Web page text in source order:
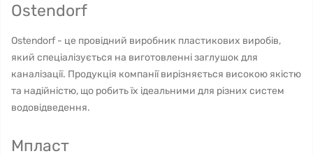
Ostendorf
Ostendorf - це провідний виробник пластикових виробів,
який спеціалізується на виготовленні заглушок для
каналізації. Продукція компанії вирізняється високою якістю
та надійністю, що робить їх ідеальними для різних систем
водовідведення.
Мпласт